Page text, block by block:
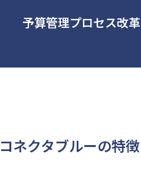
予算管理プロセス改革
コネクタブルーの特徴